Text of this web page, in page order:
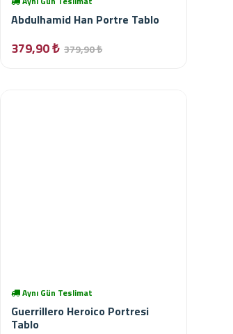
Abdulhamid Han Portre Tablo
379,90 ₺ 379,90 ₺
Aynı Gün Teslimat
Guerrillero Heroico Portresi
Tablo